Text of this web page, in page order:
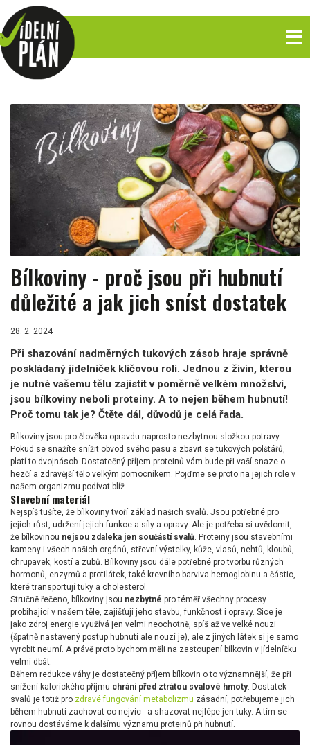
Bílkoviny - proč jsou při hubnutí
důležité a jak jich sníst dostatek
28. 2. 2024
Při shazování nadměrných tukových zásob hraje správně
poskládaný jídelníček klíčovou roli. Jednou z živin, kterou
je nutné vašemu tělu zajistit v poměrně velkém množství,
jsou bílkoviny neboli proteiny. A to nejen během hubnutí!
Proč tomu tak je? Čtěte dál, důvodů je celá řada.
Bílkoviny jsou pro člověka opravdu naprosto nezbytnou složkou potravy.
Pokud se snažíte snížit obvod svého pasu a zbavit se tukových polštářů,
platí to dvojnásob. Dostatečný příjem proteinů vám bude při vaší snaze o
hezčí a zdravější tělo velkým pomocníkem. Pojďme se proto na jejich role v
našem organizmu podívat blíž.
Stavební materiál
Nejspíš tušíte, že bílkoviny tvoří základ našich svalů. Jsou potřebné pro
jejich růst, udržení jejich funkce a síly a opravy. Ale je potřeba si uvědomit,
že bílkovinou nejsou zdaleka jen součástí svalů. Proteiny jsou stavebními
kameny i všech našich orgánů, střevní výstelky, kůže, vlasů, nehtů, kloubů,
chrupavek, kostí a zubů. Bílkoviny jsou dále potřebné pro tvorbu různých
hormonů, enzymů a protilátek, také krevního barviva hemoglobinu a částic,
které transportují tuky a cholesterol.
Stručně řečeno, bílkoviny jsou nezbytné pro téměř všechny procesy
probíhající v našem těle, zajišťují jeho stavbu, funkčnost i opravy. Sice je
jako zdroj energie využívá jen velmi neochotně, spíš až ve velké nouzi
(špatně nastavený postup hubnutí ale nouzí je), ale z jiných látek si je samo
vyrobit neumí. A právě proto bychom měli na zastoupení bílkovin v jídelníčku
velmi dbát.
Během redukce váhy je dostatečný příjem bílkovin o to významnější, že při
snížení kalorického příjmu chrání před ztrátou svalové hmoty. Dostatek
svalů je totiž pro zdravé fungování metabolizmu zásadní, potřebujeme jich
během hubnutí zachovat co nejvíc - a shazovat nejlépe jen tuky. A tím se
rovnou dostáváme k dalšímu významu proteinů při hubnutí.